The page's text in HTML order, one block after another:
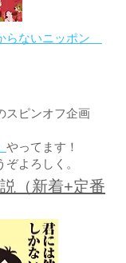
らないニッポン
スピンオフ企画
やってます！
よろしく。
（新着+定番